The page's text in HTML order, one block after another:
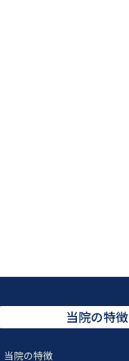
当院の特徴
当院の特徴